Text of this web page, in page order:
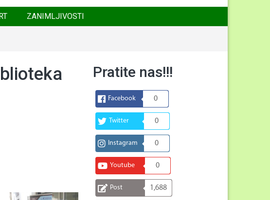
ZANIMLJIVOSTI
Pratite nas!!!
Facebook 0
Twitter 0
Instagram 0
Youtube 0
Post 1,688